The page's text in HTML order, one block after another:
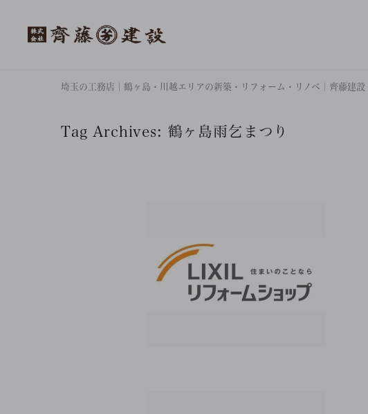
埼玉の工務店｜鶴ヶ島・川越エリアの新築・リフォーム・リノベ｜齊藤建設
Tag Archives: 鶴ヶ島雨乞まつり